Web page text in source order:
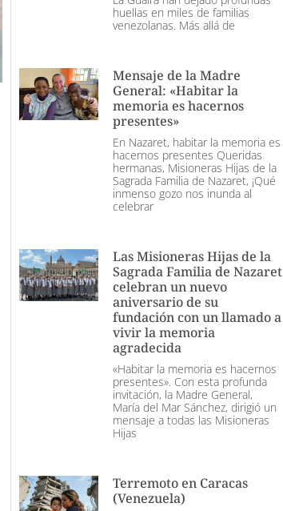
huellas en miles de familias
venezolanas. Más allá de
Mensaje de la Madre
General: «Habitar la
memoria es hacernos
presentes»
En Nazaret, habitar la memoria es
hacernos presentes Queridas
hermanas, Misioneras Hijas de la
Sagrada Familia de Nazaret, ¡Qué
inmenso gozo nos inunda al
celebrar
Las Misioneras Hijas de la
Sagrada Familia de Nazaret
celebran un nuevo
aniversario de su
fundación con un llamado a
vivir la memoria
agradecida
«Habitar la memoria es hacernos
presentes». Con esta profunda
invitación, la Madre General,
María del Mar Sánchez, dirigió un
mensaje a todas las Misioneras
Hijas
Terremoto en Caracas
(Venezuela)